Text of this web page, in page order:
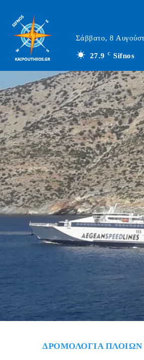
Σάββατο, 8
27.9 C Sifnos
ΔΡΟΜΟΛΌΓΙΑ ΠΛΟΊΩΝ